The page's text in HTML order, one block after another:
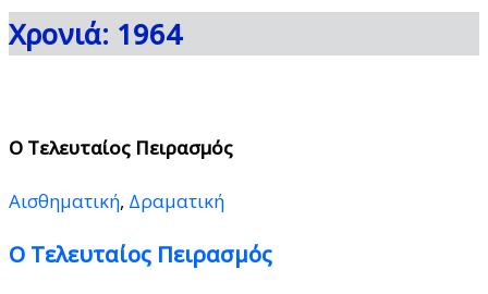
Χρονιά: 1964
Ο Τελευταίος Πειρασμός
Αισθηματική, Δραματική
Ο Τελευταίος Πειρασμός